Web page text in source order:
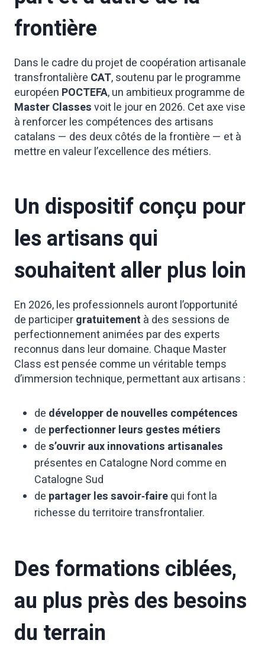
frontière
Dans le cadre du projet de coopération artisanale
transfrontalière CAT, soutenu par le programme
européen POCTEFA, un ambitieux programme de
Master Classesvoit le jour en 2026. Cet axe vise
à renforcer les compétences des artisans
catalans — des deux côtés de la frontière — et à
mettre en valeur l’excellence des métiers.
Un dispositif conçu pour
les artisans qui
souhaitent aller plus loin
En 2026, les professionnels auront l’opportunité
de participergratuitement à des sessions de
perfectionnement animées par des experts
reconnus dans leur domaine. Chaque Master
Class est pensée comme un véritable temps
d’immersion technique, permettant aux artisans :
de développer de nouvelles compétences
de perfectionner leurs gestes métiers
des’ouvrir aux innovations artisanales
présentes en Catalogne Nord comme en
Catalogne Sud
de partager les savoir‑fairequi font la
richesse du territoire transfrontalier.
Des formations ciblées,
au plus près des besoins
du terrain